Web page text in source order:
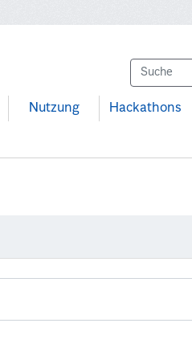
Nutzung Hackathons